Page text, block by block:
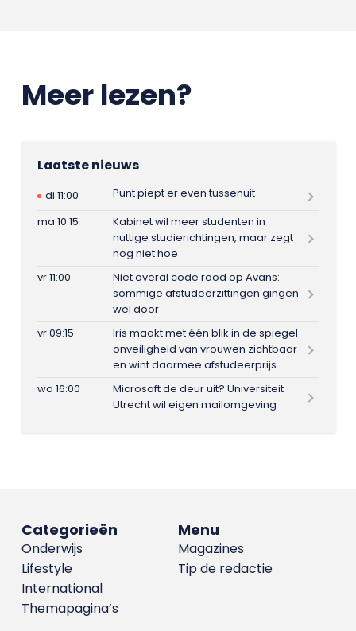
Meer lezen?
Laatste nieuws
di 11:00
Punt piept er even tussenuit
ma 10:15
Kabinet wil meer studenten in
nuttige studierichtingen, maar zegt
nog niet hoe
vr 11:00
Niet overal code rood op Avans:
sommige afstudeerzittingen gingen
wel door
vr 09:15
Iris maakt met één blik in de spiegel
onveiligheid van vrouwen zichtbaar
en wint daarmee afstudeerprijs
wo 16:00
Microsoft de deur uit? Universiteit
Utrecht wil eigen mailomgeving
Menu
Magazines
Tip de redactie
Categorieën
Onderwijs
Lifestyle
International
Themapagina’s